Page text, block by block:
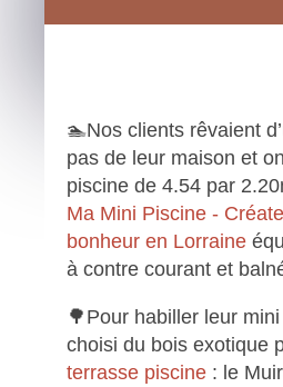
🏊Nos clients rêvaient
pas de leur maison et
piscine de 4.54 par
Ma Mini Piscine -
bonheur en Lorraine
à contre courant et
🌳Pour habiller leur
choisi du bois exotique
terrasse piscine : le